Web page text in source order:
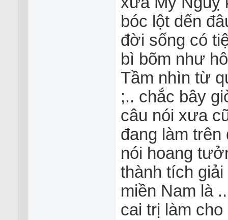
bóc lột dến
đời sống có
bì bõm như
Tầm nhìn từ
;.. chắc bây
câu nói xưa
đang làm
nói hoang
thành tích
miền Nam là
cai trị làm cho